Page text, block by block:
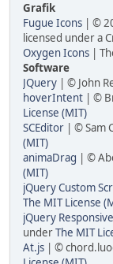
Grafik
Fugue Icons | ©
licensed under a
Oxygen Icons |
Software
JQuery | © John
hoverIntent | ©
License (MIT)
SCEditor | © Sam
(MIT)
animaDrag | ©
(MIT)
jQuery Custom
The MIT License
jQuery
underThe MIT
At.js | ©